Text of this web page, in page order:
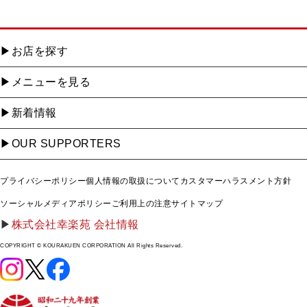
お店を探す
メニューを見る
新着情報
OUR SUPPORTERS
プライバシーポリシー個人情報の取扱について カスタマーハラスメント方針
ソーシャルメディアポリシー ご利用上の注意サイトマップ
株式会社幸楽苑 会社情報
COPYRIGHT © KOURAKUEN CORPORATION All Rights Reserved.